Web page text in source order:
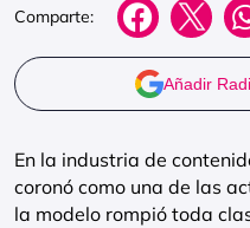
Comparte:
Añadir
En la industria de
coronó como una de las
la modelo rompió toda